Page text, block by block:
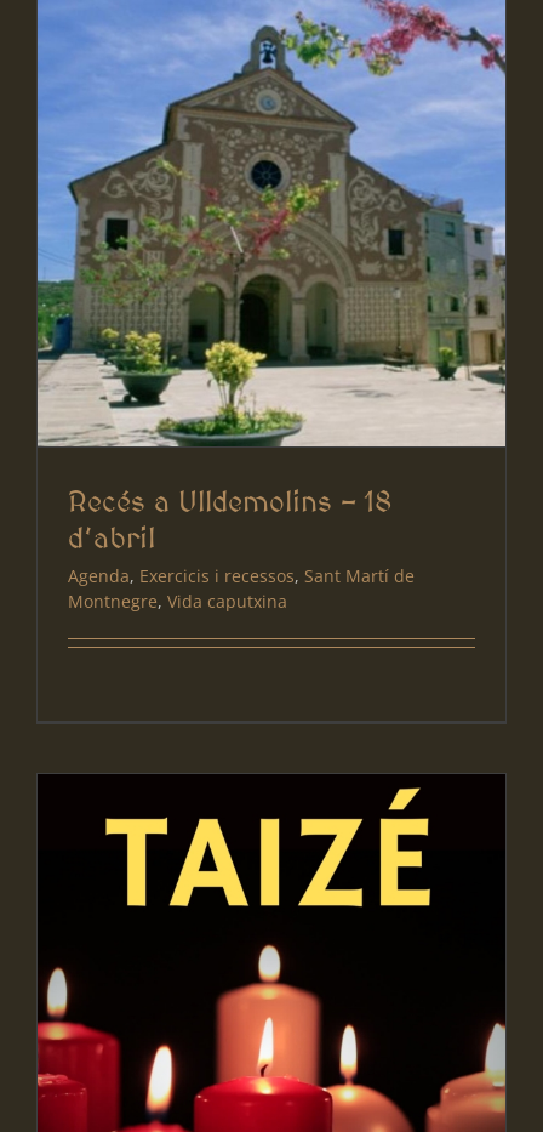
Recés a Ulldemolins – 18
d’abril
Agenda, Exercicis i recessos, Sant Martí de
Montnegre, Vida caputxina